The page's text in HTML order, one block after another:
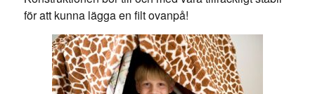
för att kunna lägga en filt ovanpå!